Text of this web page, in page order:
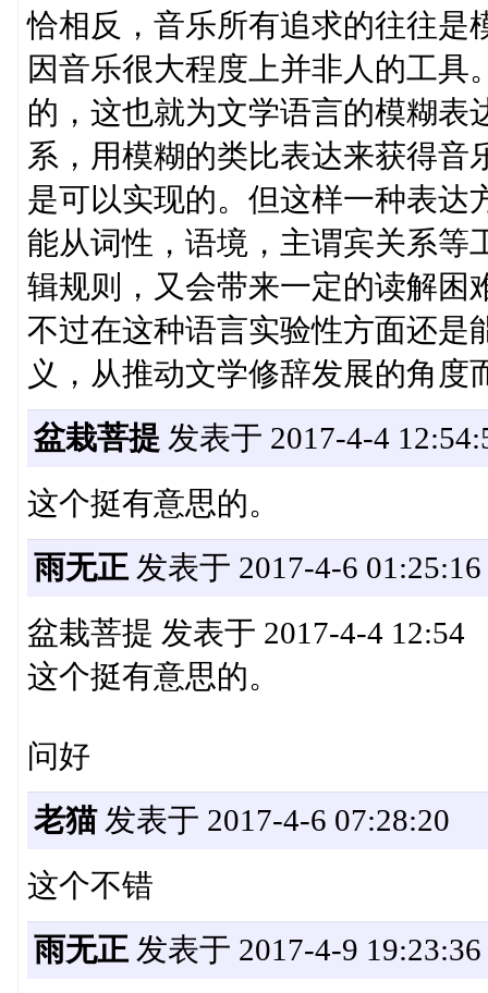
恰相反，音乐所有追求的往往是
因音乐很大程度上并非人的工
的，这也就为文学语言的模糊表
系，用模糊的类比表达来获得音
是可以实现的。但这样一种表达
能从词性，语境，主谓宾关系等
辑规则，又会带来一定的读解困
不过在这种语言实验性方面还是
义，从推动文学修辞发展的角
盆栽菩提 发表于 2017-4-4
这个挺有意思的。
雨无正发表于 2017-4-6 01:25:16
盆栽菩提 发表于 2017-4-4 12:54
这个挺有意思的。
问好
老猫发表于 2017-4-6 07:28:20
这个不错
雨无正发表于 2017-4-9 19:23:36